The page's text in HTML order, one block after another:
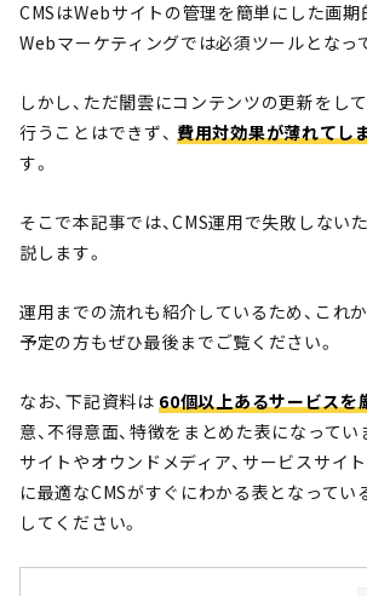
CMSはWebサイトの管理を簡単にした画期
Webマーケティングでは必須ツールとなっ
しかし、ただ闇雲にコンテンツの更新をし
行うことはできず、 費用対効果が薄れてし
す。
そこで本記事では、CMS運用で失敗しない
説します。
運用までの流れも紹介しているため、これ
予定の方もぜひ最後までご覧ください。
なお、下記資料は60個以上あるサービスを
意、不得意面、特徴をまとめた表になって
サイトやオウンドメディア、サービスサイ
に最適なCMSがすぐにわかる表となってい
してください。